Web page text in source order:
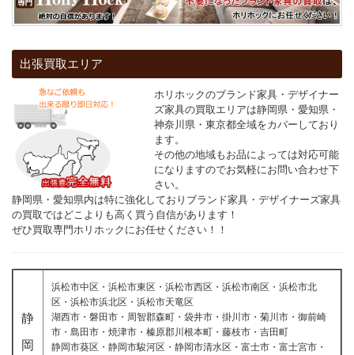
出張買取エリア
ホリホックのブランド家具・デザイナー
ズ家具の買取エリアは静岡県・愛知県・
神奈川県・東京都全域をカバーしており
ます。
その他の地域もお品によっては対応可能
になりますのでお気軽にお問い合わせ下
さい。
静岡県・愛知県内は特に強化しておりブランド家具・デザイナーズ家具
の買取ではどこよりも高く買う自信があります！
ぜひ買取専門ホリホックにお任せください！！
静
岡
浜松市中区・浜松市東区・浜松市西区・浜松市南区・浜松市北
区・浜松市浜北区・浜松市天竜区
湖西市・磐田市・周智郡森町・袋井市・掛川市・菊川市・御前崎
市・島田市・焼津市・榛原郡川根本町・藤枝市・吉田町
静岡市葵区・静岡市駿河区・静岡市清水区・富士市・富士宮市・